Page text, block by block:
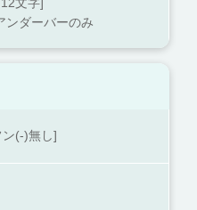
ダーバーのみ
(-)無し]